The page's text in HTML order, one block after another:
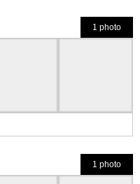
1 photo
1 photo